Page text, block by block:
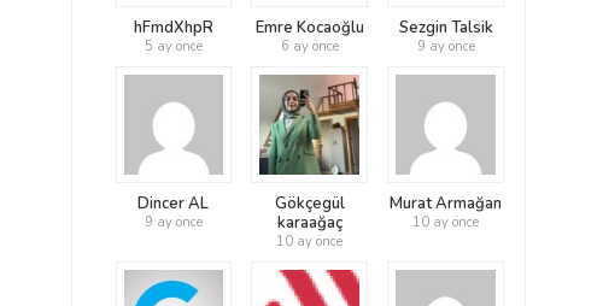
hFmdXhpR
5 ay önce
Emre Kocaoğlu
6 ay önce
Sezgin Talsik
9 ay önce
Dincer AL
9 ay önce
Gökçegül
karaağaç
10 ay önce
Murat Armağan
10 ay önce